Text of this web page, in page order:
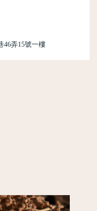
46弄15號一樓